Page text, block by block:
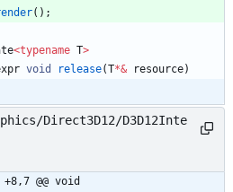
( ) ;
<typename T>
void release(T*& resource)
Direct3D12/D3D12Inte
+8,7 @@ void